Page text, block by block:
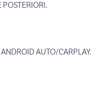
POSTERIORI.
AUTO/CARPLAY.